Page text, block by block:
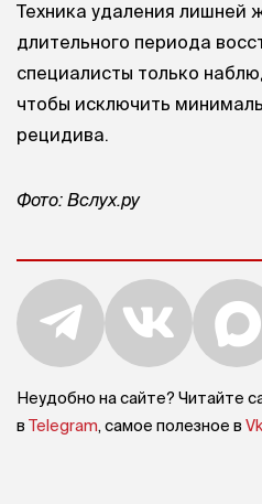
Техника удаления лишней
длительного периода
специалисты только
чтобы исключить
рецидива.
Фото: Вслух.ру
Неудобно на сайте? Читайте
в Telegram, самое полезное в Vk